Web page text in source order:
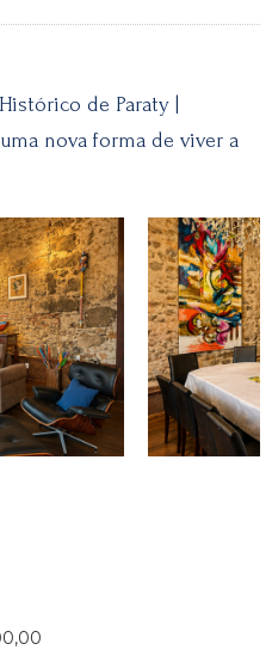
de Paraty |
nova forma de viver a